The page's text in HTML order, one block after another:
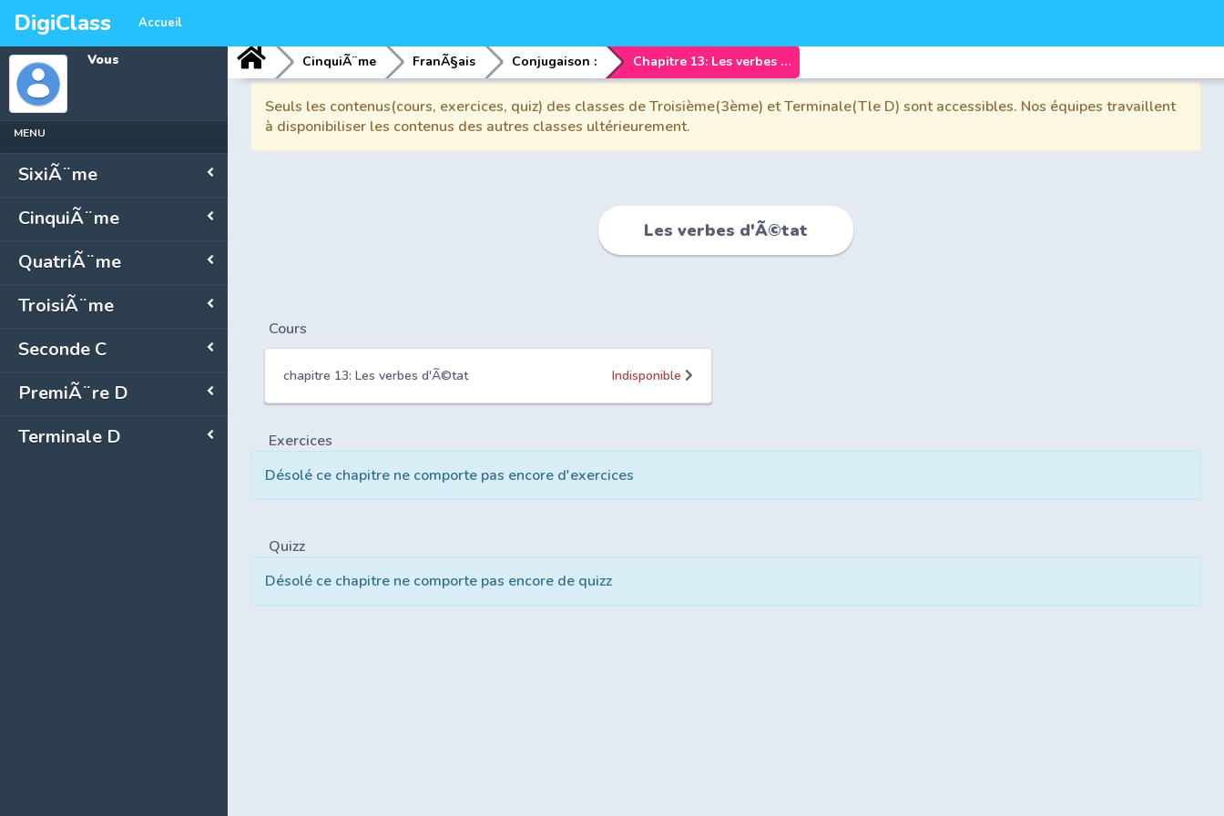
DigiClass Accueil
Vous
MENU
SixiÃ¨me
CinquiÃ¨me
QuatriÃ¨me
TroisiÃ¨me
Seconde C
PremiÃ¨re D
Terminale D
CinquiÃ¨me FranÃ§ais Conjugaison : Chapitre 13: Les verbes d'Ã©tat
Seuls les contenus(cours, exercices, quiz) des classes de Troisième(3ème) et Terminale(Tle D) sont accessibles. Nos équipes travaillent
à disponibiliser les contenus des autres classes ultérieurement.
Les verbes d'Ã©tat
Cours
chapitre 13: Les verbes d'Ã©tat Indisponible
Exercices
Désolé ce chapitre ne comporte pas encore d'exercices
Quizz
Désolé ce chapitre ne comporte pas encore de quizz